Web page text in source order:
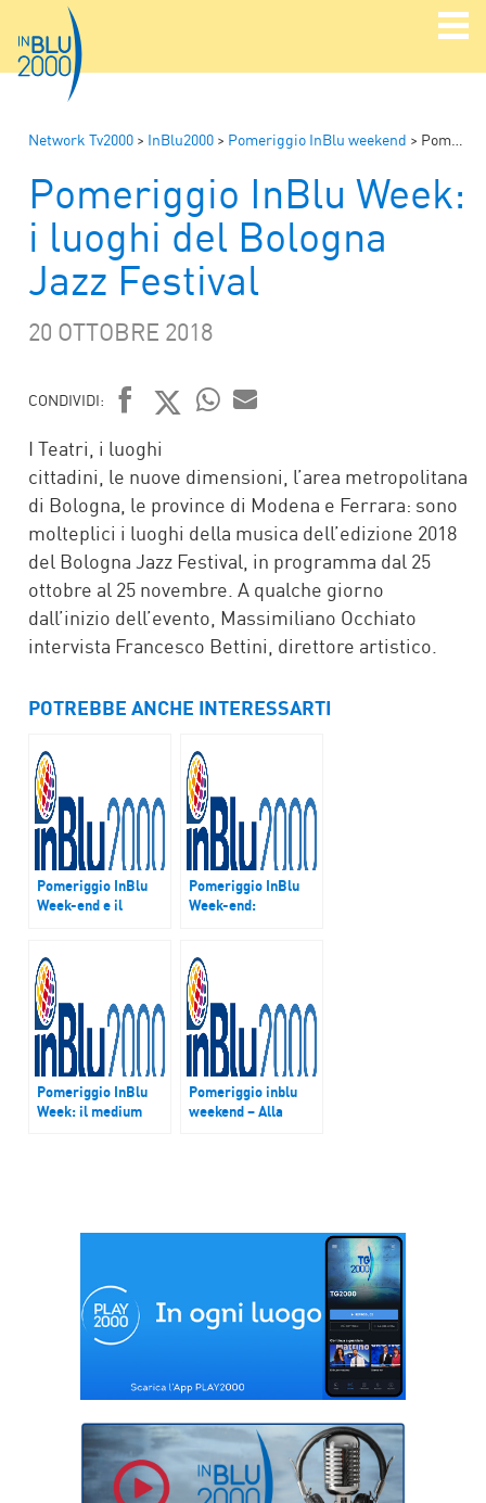
Network Tv2000 > InBlu2000 > Pomeriggio InBlu weekend > Pomeriggio InBlu Week: i luoghi del Bologna Jazz Festival
Pomeriggio InBlu Week:
i luoghi del Bologna
Jazz Festival
20 OTTOBRE 2018
CONDIVIDI:
FACEBOOK
TWITTER
I Teatri, i luoghi
cittadini, le nuove dimensioni, l’area metropolitana
di Bologna, le province di Modena e Ferrara: sono
molteplici i luoghi della musica dell’edizione 2018
del Bologna Jazz Festival, in programma dal 25
ottobre al 25 novembre. A qualche giorno
dall’inizio dell’evento, Massimiliano Occhiato
intervista Francesco Bettini, direttore artistico.
POTREBBE ANCHE INTERESSARTI
Pomeriggio InBlu
Week-end e il
Pomeriggio InBlu
Week-end:
Pomeriggio InBlu
Week: il medium
Pomeriggio inblu
weekend – Alla